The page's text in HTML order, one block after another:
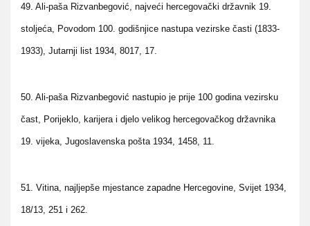
49. Ali-paša Rizvanbegović, najveći hercegovački državnik 19.
stoljeća, Povodom 100. godišnjice nastupa vezirske časti (1833-
1933), Jutarnji list 1934, 8017, 17.
50. Ali-paša Rizvanbegović nastupio je prije 100 godina vezirsku
čast, Porijeklo, karijera i djelo velikog hercegovačkog državnika
19. vijeka, Jugoslavenska pošta 1934, 1458, 11.
51. Vitina, najljepše mjestance zapadne Hercegovine, Svijet 1934,
18/13, 251 i 262.